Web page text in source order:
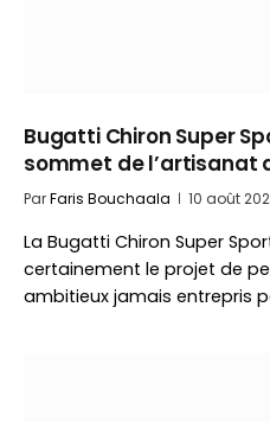
Bugatti Chiron Super
sommet de l’artisanat
ParFaris Bouchaala 10 août
La Bugatti Chiron Super
certainement le projet de
ambitieux jamais entrepris